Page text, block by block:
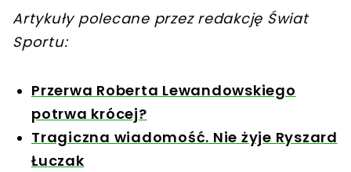
Artykuły polecane przez redakcję Świat
Sportu:
Przerwa Roberta Lewandowskiego
potrwa krócej?
Tragiczna wiadomość. Nie żyje Ryszard
Łuczak